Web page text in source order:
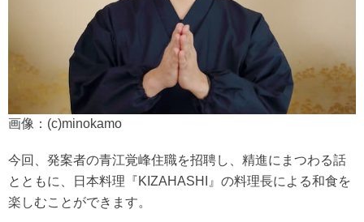
画像：(c)minokamo
今回、発案者の青江覚峰住職を招聘し、精進にまつわる話
とともに、日本料理『KIZAHASHI』の料理長による和食を
楽しむことができます。